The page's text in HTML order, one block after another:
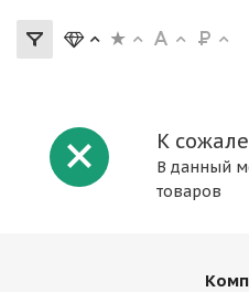
К
В данный
товаров